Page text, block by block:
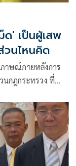
ด' เป็นผู้เสพ
วนไหนคิด
าษณ์ภายหลังการ
กฎกระทรวง ที่